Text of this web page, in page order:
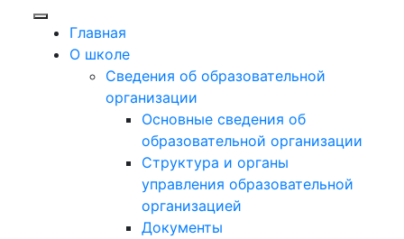
Главная
О школе
Сведения об образовательной
организации
Основные сведения об
образовательной организации
Структура и органы
управления образовательной
организацией
Документы